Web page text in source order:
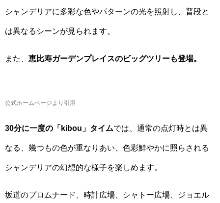
シャンデリアに多彩な色やパターンの光を照射し、普段と
は異なるシーンが見られます。
また、 恵比寿ガーデンプレイスのビッグツリーも登場。
公式ホームページより引用
30分に一度の「kibou」タイムでは、通常の点灯時とは異
なる、幾つもの色が重なりあい、色彩鮮やかに照らされる
シャンデリアの幻想的な様子を楽しめます。
坂道のプロムナード、時計広場、シャトー広場、ジョエル